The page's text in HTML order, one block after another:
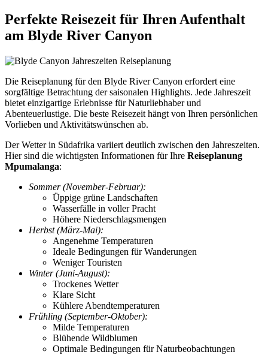
Perfekte Reisezeit für Ihren Aufenthalt
am Blyde River Canyon
Die Reiseplanung für den Blyde River Canyon erfordert eine
sorgfältige Betrachtung der saisonalen Highlights. Jede Jahreszeit
bietet einzigartige Erlebnisse für Naturliebhaber und
Abenteuerlustige. Die beste Reisezeit hängt von Ihren persönlichen
Vorlieben und Aktivitätswünschen ab.
Der Wetter in Südafrika variiert deutlich zwischen den Jahreszeiten.
Hier sind die wichtigsten Informationen für Ihre Reiseplanung
Mpumalanga:
Sommer (November-Februar):
Üppige grüne Landschaften
Wasserfälle in voller Pracht
Höhere Niederschlagsmengen
Herbst (März-Mai):
Angenehme Temperaturen
Ideale Bedingungen für Wanderungen
Weniger Touristen
Winter (Juni-August):
Trockenes Wetter
Klare Sicht
Kühlere Abendtemperaturen
Frühling (September-Oktober):
Milde Temperaturen
Blühende Wildblumen
Optimale Bedingungen für Naturbeobachtungen